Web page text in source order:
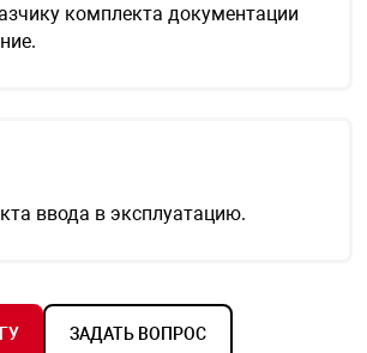
комплекта документации
ввода в эксплуатацию.
ЗАДАТЬ ВОПРОС